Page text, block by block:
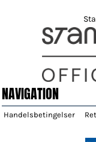
NAVIGATION
Handelsbetingelser